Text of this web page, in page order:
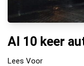
Al 10 keer
Lees Voor